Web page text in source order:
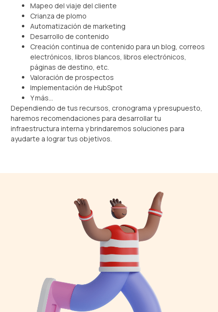
Mapeo del viaje del cliente
Crianza de plomo
Automatización de marketing
Desarrollo de contenido
Creación continua de contenido para un blog, correos
electrónicos, libros blancos, libros electrónicos,
páginas de destino, etc.
Valoración de prospectos
Implementación de HubSpot
Y más…
Dependiendo de tus recursos, cronograma y presupuesto,
haremos recomendaciones para desarrollar tu
infraestructura interna y brindaremos soluciones para
ayudarte a lograr tus objetivos.